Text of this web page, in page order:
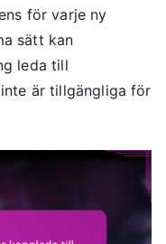
för varje ny
sätt kan
leda till
är tillgängliga för